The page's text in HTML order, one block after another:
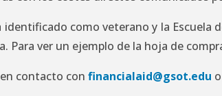
como veterano y la Escuela
Para ver un ejemplo de la hoja de
contacto confinancialaid@gsot.edu